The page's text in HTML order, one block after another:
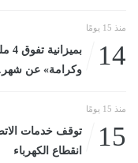
منذ 15 يومًا
14
وكرامة» عن شهر... الثلاثاء، 14
منذ 15 يومًا
15
توقف خدمات
انقطاع الكهرباء